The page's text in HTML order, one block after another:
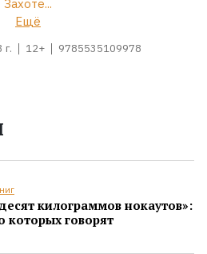
Захоте...
Ещё
г. 12+ 9785535109978
килограммов нокаутов»:
которых говорят